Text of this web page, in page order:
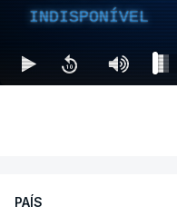
INDISPONÍVEL
PAÍS